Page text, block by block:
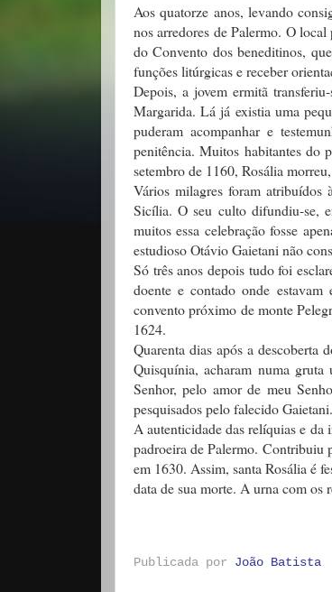
Aos quatorze anos, levando
nos arredores de Palermo. O
do Convento dos beneditinos,
funções litúrgicas e receber
Depois, a jovem ermitã
Margarida. Lá já existia uma
puderam acompanhar e
penitência. Muitos habitantes do
setembro de 1160, Rosália
Vários milagres foram atribuídos
Sicília. O seu culto difundiu-se,
muitos essa celebração fosse
estudioso Otávio Gaietani não
Só três anos depois tudo foi
doente e contado onde estavam
convento próximo de monte
1624.
Quarenta dias após a descoberta
Quisquínia, acharam numa
Senhor, pelo amor de meu
pesquisados pelo falecido Gaietani.
A autenticidade das relíquias e
padroeira de Palermo. Contribuiu
em 1630. Assim, santa Rosália é
data de sua morte. A urna com os
Publicada por João Batista